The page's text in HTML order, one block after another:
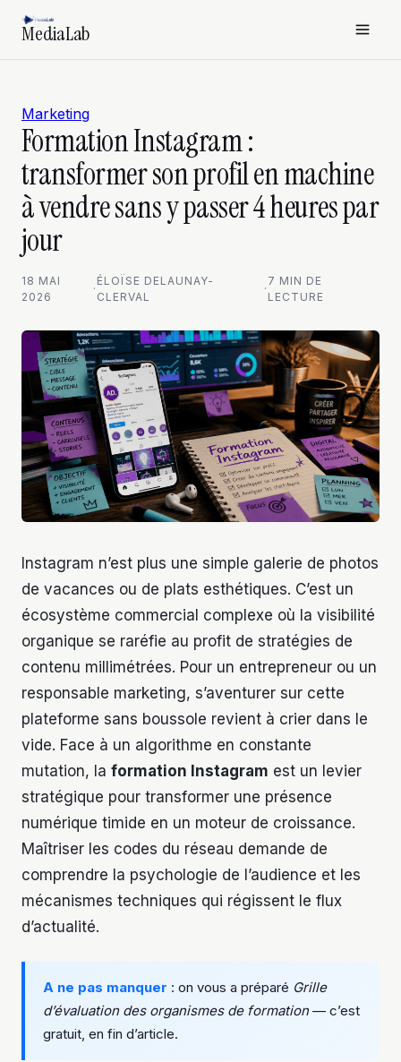
MediaLab
Marketing
Formation Instagram :
transformer son profil en machine
à vendre sans y passer 4 heures par
jour
18 MAI
2026
·
ÉLOÏSE DELAUNAY-
CLERVAL
·
7 MIN DE
LECTURE
Instagram n’est plus une simple galerie de photos
de vacances ou de plats esthétiques. C’est un
écosystème commercial complexe où la visibilité
organique se raréfie au profit de stratégies de
contenu millimétrées. Pour un entrepreneur ou un
responsable marketing, s’aventurer sur cette
plateforme sans boussole revient à crier dans le
vide. Face à un algorithme en constante
mutation, la formation Instagram est un levier
stratégique pour transformer une présence
numérique timide en un moteur de croissance.
Maîtriser les codes du réseau demande de
comprendre la psychologie de l’audience et les
mécanismes techniques qui régissent le flux
d’actualité.
A ne pas manquer : on vous a préparé Grille
d’évaluation des organismes de formation— c’est
gratuit, en fin d’article.